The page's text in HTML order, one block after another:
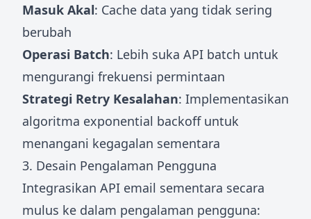
Masuk Akal: Cache data yang tidak sering
berubah
Operasi Batch: Lebih suka API batch untuk
mengurangi frekuensi permintaan
Strategi Retry Kesalahan: Implementasikan
algoritma exponential backoff untuk
menangani kegagalan sementara
3. Desain Pengalaman Pengguna
Integrasikan API email sementara secara
mulus ke dalam pengalaman pengguna: